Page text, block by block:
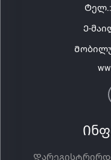
Ტელ.:
Ე-